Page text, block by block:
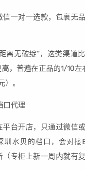
信一对一选款，包裹无
离无破绽”，这类渠道
，普遍在正品的1/10
。
口代理
台开店，只通过微信
圳水贝的档口，会对接
专柜上新一周内就有